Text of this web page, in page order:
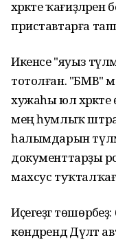
хәрәкәте
приставтарға
Икенсе "яуыз
тотолған. "БМВ"
хужаһы юл
мең һумлыҡ
һалымдарын
документтарҙы
махсус
Иҫегеҙгә
көндәрендә